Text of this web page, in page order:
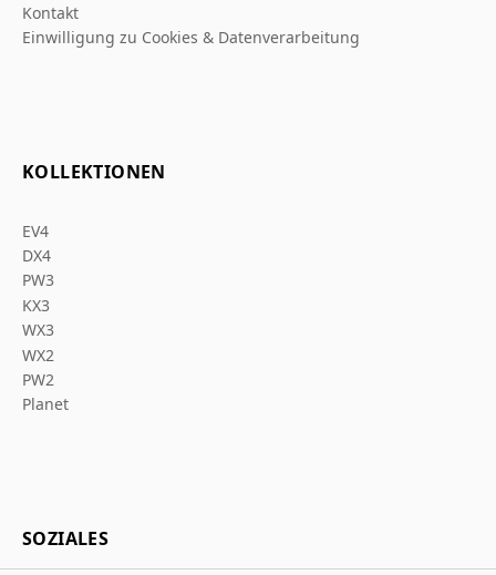
Kontakt
Einwilligung zu Cookies & Datenverarbeitung
KOLLEKTIONEN
EV4
DX4
PW3
KX3
WX3
WX2
PW2
Planet
SOZIALES